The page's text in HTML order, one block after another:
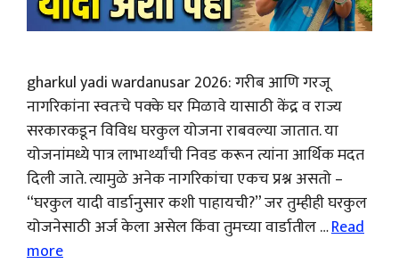
gharkul yadi wardanusar 2026: गरीब आणि गरजू
नागरिकांना स्वतःचे पक्के घर मिळावे यासाठी केंद्र व राज्य
सरकारकडून विविध घरकुल योजना राबवल्या जातात. या
योजनांमध्ये पात्र लाभार्थ्यांची निवड करून त्यांना आर्थिक मदत
दिली जाते. त्यामुळे अनेक नागरिकांचा एकच प्रश्न असतो –
“घरकुल यादी वार्डानुसार कशी पाहायची?” जर तुम्हीही घरकुल
योजनेसाठी अर्ज केला असेल किंवा तुमच्या वार्डातील …Read
more